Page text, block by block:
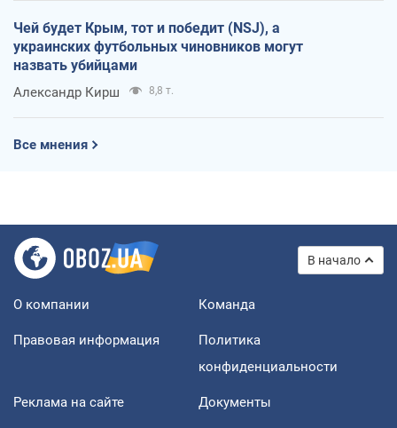
Чей будет Крым, тот и победит (NSJ), а
украинских футбольных чиновников могут
назвать убийцами
Александр Кирш 8,8 т.
Все мнения
В начало
О компании Команда
Правовая информация
Политика
конфиденциальности
Реклама на сайте Документы